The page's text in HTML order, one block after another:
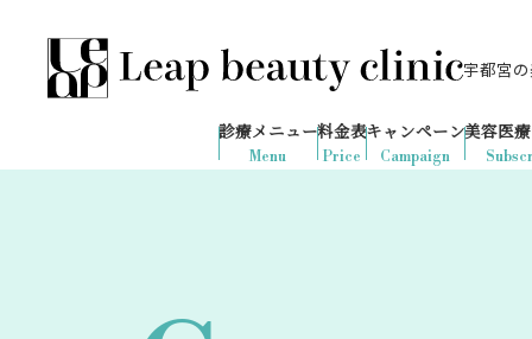
宇都宮
の予約が入りました
診療時間：10:00-19:00
（土日祝日対応）
Menu
診療メニュー
Price
料金表
Campaign
キャンペーン美容医療